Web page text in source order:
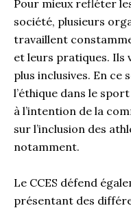
Pour mieux refléter
société, plusieurs
travaillent
et leurs pratiques. Ils
plus inclusives. En ce
l’éthique dans le
à l’intention de la
sur l’inclusion des
notamment.
Le CCES défend
présentant des